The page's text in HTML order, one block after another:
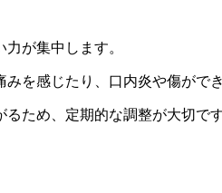
が集中します。
を感じたり、 口内炎や傷がで
ため、 定期的な調整が大切です